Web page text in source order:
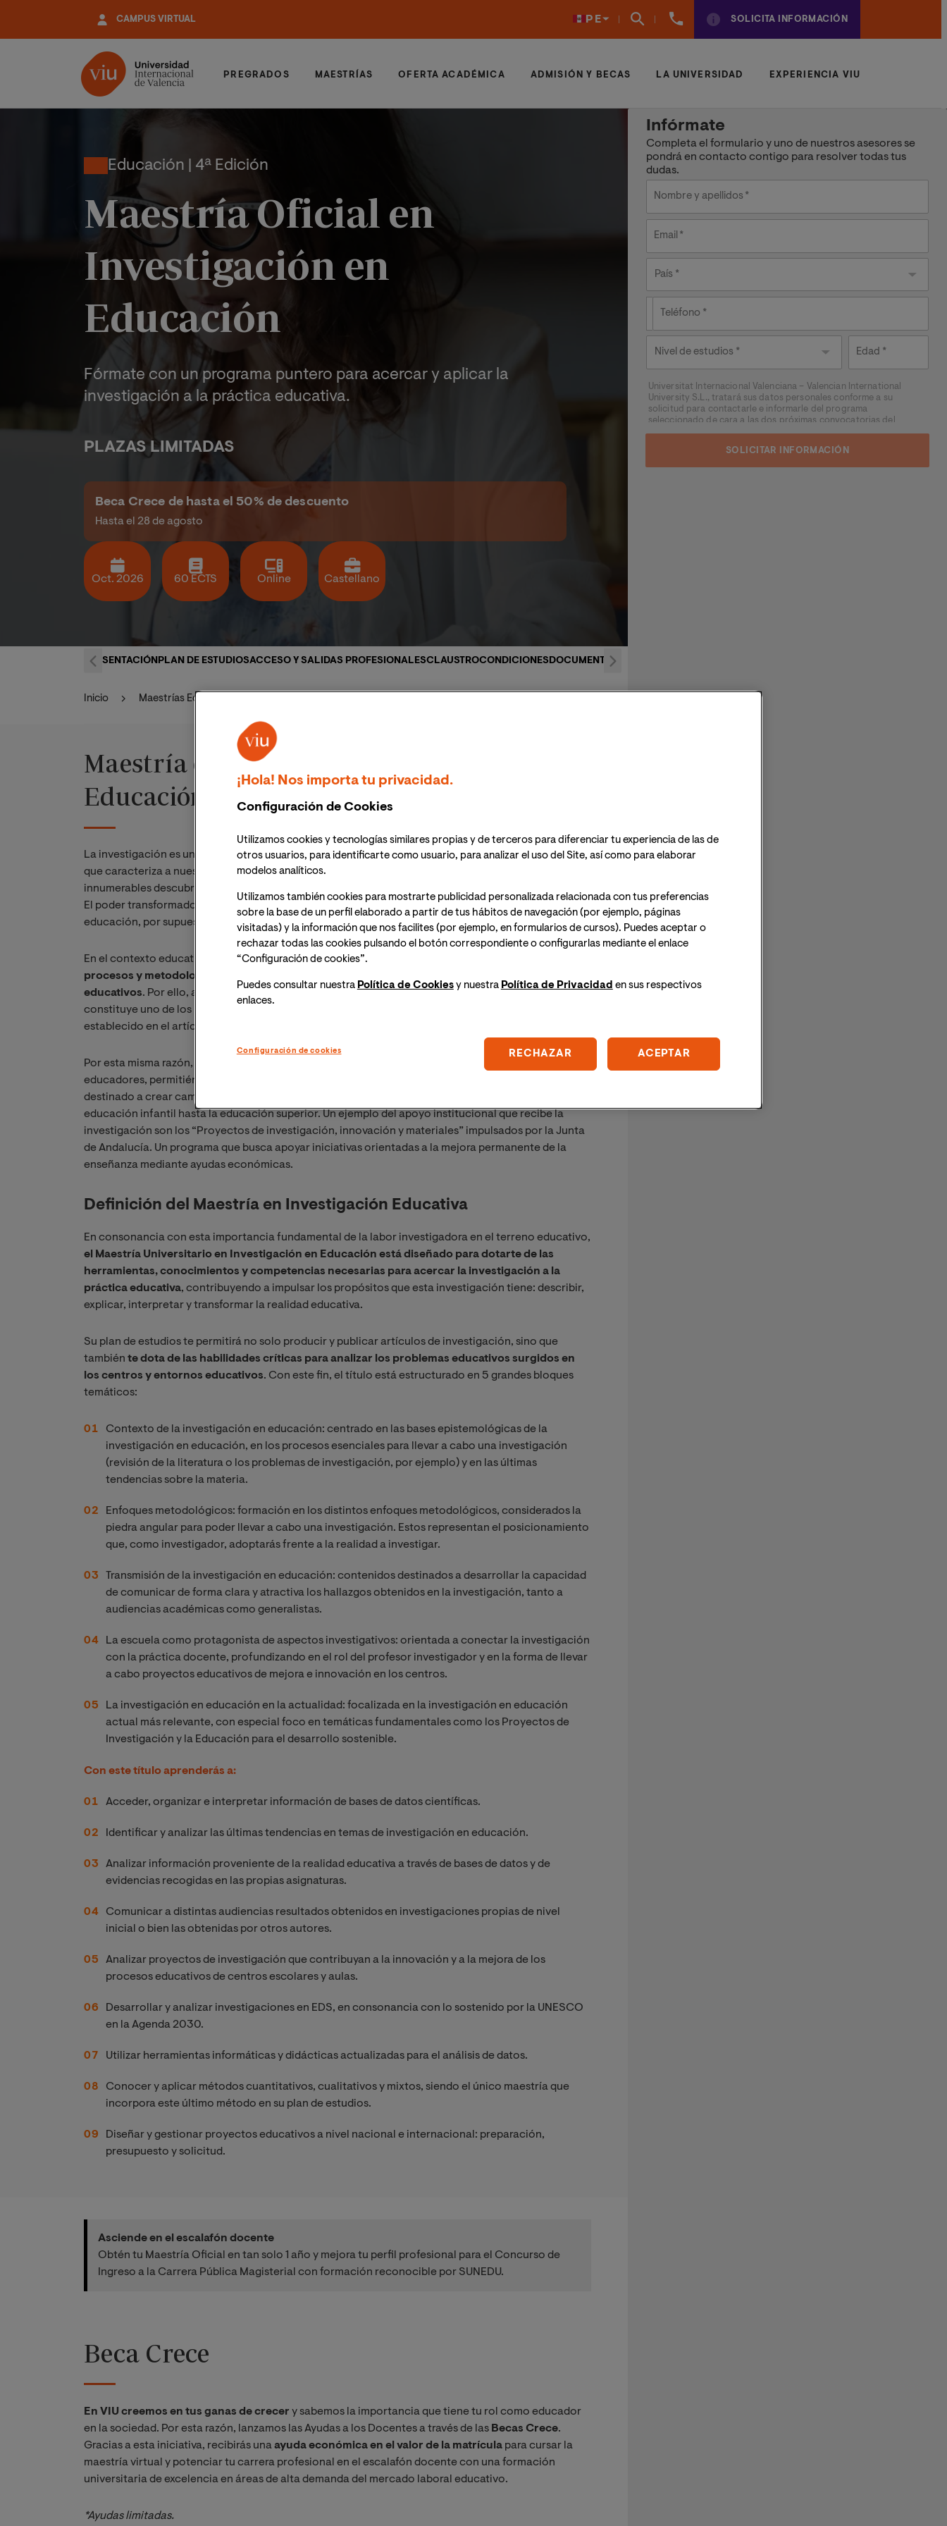
contenido
CAMPUS VIRTUAL PE
961
SOLICITA INFORMACIÓN
PREGRADOS MAESTRÍAS OFERTA ACADÉMICA ADMISIÓN Y BECAS LA UNIVERSIDAD EXPERIENCIA VIU
Educación | 4ª Edición
Maestría Oficial en
Investigación en
Educación
Fórmate con un programa puntero para acercar y aplicar la
investigación a la práctica educativa.
PLAZAS LIMITADAS
Oct. 2026 60 ECTS Online Castellano
Beca Crece de hasta el 50% de descuento
Hasta el 28 de agosto
PRESENTACIÓNPLAN DE ESTUDIOSACCESO Y SALIDAS PROFESIONALESCLAUSTROCONDICIONESDOCUMENTACIÓN OFICIAL
Inicio Maestrías Educación
Maestría online en Investigación en
Educación
La investigación es un pilar fundamental del progreso de nuestras sociedades. La curiosidad innata
que caracteriza a nuestra especie, canalizada a través de la labor investigadora, es responsable de
innumerables descubrimientos, avances y cambios que nos permiten vivir como vivimos actualmente.
El poder transformador de la investigación afecta a todos los estamentos de la sociedad, y la
educación, por supuesto, no es la excepción.
En el contexto educativo,
la investigación propicia el desarrollo de nuevas herramientas,
procesos y metodologías que permiten la innovación en las aulas y el progreso de los sistemas
educativos. Por ello, adquiere cada vez más peso e importancia, como demuestra el hecho de que
constituye uno de los principios en los que se fundamenta el sistema educativo, de acuerdo con lo
establecido en el artículo 1 de la Ley Orgánica 2/2006, de Educación, LOE.
Por esta misma razón, actualmente la investigación es un aspecto fundamental de la labor de los
educadores, permitiéndoles contribuir de forma activa a la creación del nuevo conocimiento
destinado a crear cambios a gran y pequeña escala, en los sistemas y entornos educativos, desde la
educación infantil hasta la educación superior. Un ejemplo del apoyo institucional que recibe la
investigación son los “Proyectos de investigación, innovación y materiales” impulsados por la Junta
de Andalucía. Un programa que busca apoyar iniciativas orientadas a la mejora permanente de la
enseñanza mediante ayudas económicas.
Definición del Maestría en Investigación Educativa
En consonancia con esta importancia fundamental de la labor investigadora en el terreno educativo,
el Maestría Universitario en Investigación en Educación está diseñado para dotarte de las
herramientas, conocimientos y competencias necesarias para acercar la investigación a la
práctica educativa, contribuyendo a impulsar los propósitos que esta investigación tiene: describir,
explicar, interpretar y transformar la realidad educativa.
Su plan de estudios te permitirá no solo producir y publicar artículos de investigación, sino que
también te dota de las habilidades críticas para analizar los problemas educativos surgidos en
los centros y entornos educativos. Con este fin, el título está estructurado en 5 grandes bloques
temáticos:
Contexto de la investigación en educación: centrado en las bases epistemológicas de la
investigación en educación, en los procesos esenciales para llevar a cabo una investigación
(revisión de la literatura o los problemas de investigación, por ejemplo) y en las últimas
tendencias sobre la materia.
Enfoques metodológicos: formación en los distintos enfoques metodológicos, considerados la
piedra angular para poder llevar a cabo una investigación. Estos representan el posicionamiento
que, como investigador, adoptarás frente a la realidad a investigar.
Transmisión de la investigación en educación: contenidos destinados a desarrollar la capacidad
de comunicar de forma clara y atractiva los hallazgos obtenidos en la investigación, tanto a
audiencias académicas como generalistas.
La escuela como protagonista de aspectos investigativos: orientada a conectar la investigación
con la práctica docente, profundizando en el rol del profesor investigador y en la forma de llevar
a cabo proyectos educativos de mejora e innovación en los centros.
La investigación en educación en la actualidad: focalizada en la investigación en educación
actual más relevante, con especial foco en temáticas fundamentales como los Proyectos de
Investigación y la Educación para el desarrollo sostenible.
Con este título aprenderás a:
Acceder, organizar e interpretar información de bases de datos científicas.
Identificar y analizar las últimas tendencias en temas de investigación en educación.
Analizar información proveniente de la realidad educativa a través de bases de datos y de
evidencias recogidas en las propias asignaturas.
Comunicar a distintas audiencias resultados obtenidos en investigaciones propias de nivel
inicial o bien las obtenidas por otros autores.
Analizar proyectos de investigación que contribuyan a la innovación y a la mejora de los
procesos educativos de centros escolares y aulas.
Desarrollar y analizar investigaciones en EDS, en consonancia con lo sostenido por la UNESCO
en la Agenda 2030.
Utilizar herramientas informáticas y didácticas actualizadas para el análisis de datos.
Conocer y aplicar métodos cuantitativos, cualitativos y mixtos, siendo el único maestría que
incorpora este último método en su plan de estudios.
Diseñar y gestionar proyectos educativos a nivel nacional e internacional: preparación,
presupuesto y solicitud.
Asciende en el escalafón docente
Obtén tu Maestría Oficial en tan solo 1 año y mejora tu perfil profesional para el Concurso de
Ingreso a la Carrera Pública Magisterial con formación reconocible por SUNEDU.
Beca Crece
En VIU creemos en tus ganas de crecer y sabemos la importancia que tiene tu rol como educador
en la sociedad. Por esta razón, lanzamos las Ayudas a los Docentes a través de las Becas Crece.
Gracias a esta iniciativa, recibirás unaayuda económica en el valor de la matrícula para cursar la
maestría virtual y potenciar tu carrera profesional en el escalafón docente con una formación
universitaria de excelencia en áreas de alta demanda del mercado laboral educativo.
*Ayudas limitadas.
Infórmate
Completa el formulario y uno de nuestros asesores se
pondrá en contacto contigo para resolver todas tus
dudas.
Nombre y apellidos
Email
Edad
País *
Teléfono
Universitat Internacional Valenciana – Valencian International
University S.L., tratará sus datos personales conforme a su
solicitud para contactarle e informarle del programa
seleccionado de cara a las dos próximas convocatorias del
telefónicos, siendo eliminados una vez facilitada dicha
¡Hola! Nos importa tu privacidad.
Configuración de Cookies
Utilizamos cookies y tecnologías similares propias y de terceros para diferenciar tu experiencia de las de
otros usuarios, para identificarte como usuario, para analizar el uso del Site, así como para elaborar
modelos analíticos.
Utilizamos también cookies para mostrarte publicidad personalizada relacionada con tus preferencias
sobre la base de un perfil elaborado a partir de tus hábitos de navegación (por ejemplo, páginas
visitadas) y la información que nos facilites (por ejemplo, en formularios de cursos). Puedes aceptar o
rechazar todas las cookies pulsando el botón correspondiente o configurarlas mediante el enlace
“Configuración de cookies”.
Puedes consultar nuestra Política de Cookiesy nuestra Política de Privacidad en sus respectivos
enlaces.
Configuración de cookies RECHAZAR ACEPTAR